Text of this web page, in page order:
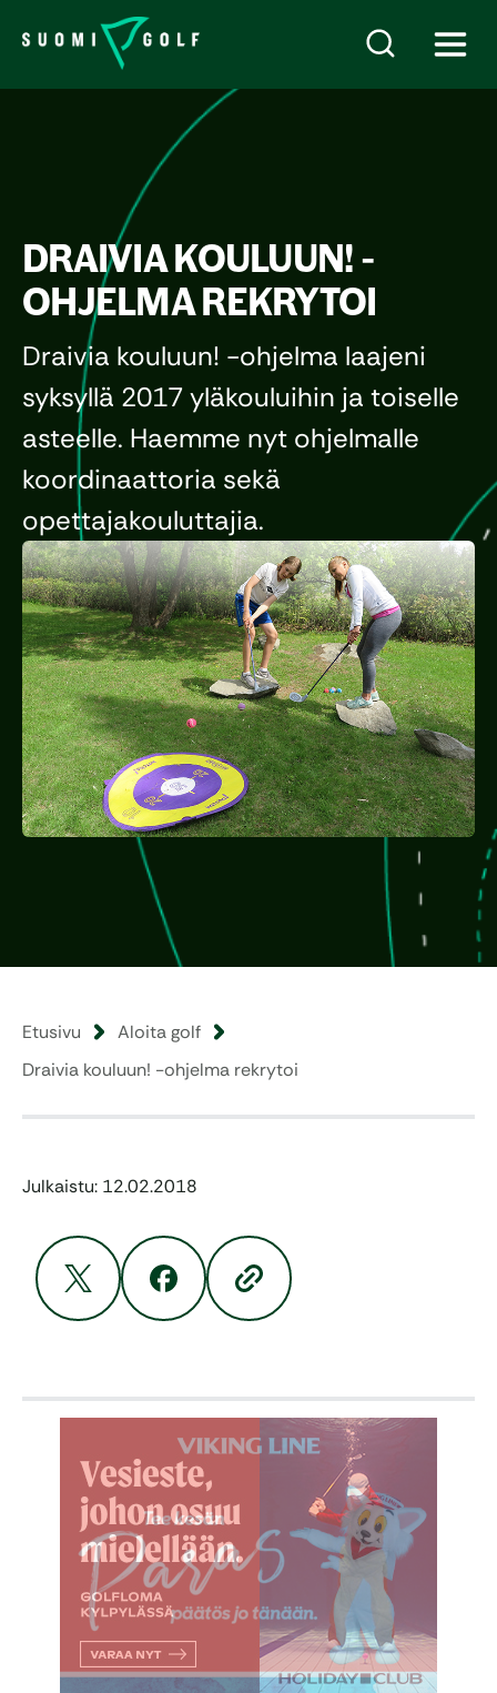
DRAIVIA KOULUUN! -
OHJELMA REKRYTOI
Draivia kouluun! -ohjelma laajeni
syksyllä 2017 yläkouluihin ja toiselle
asteelle. Haemme nyt ohjelmalle
koordinaattoria sekä
opettajakouluttajia.
Etusivu
Aloita golf
Draivia kouluun! -ohjelma rekrytoi
Julkaistu: 12.02.2018